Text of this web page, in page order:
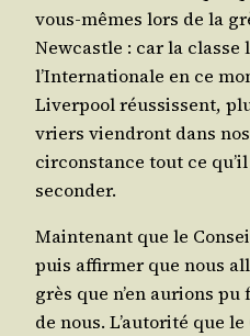
vous-mêmes lors de la
New­castle : car la classe
l’In­ter­na­tio­nale en ce
Liver­pool réus­sissent,
vriers vien­dront dans
cir­cons­tance tout ce
seconder.
Main­te­nant que le
puis affir­mer que nous
grès que n’en aurions
de nous. L’au­to­ri­té que